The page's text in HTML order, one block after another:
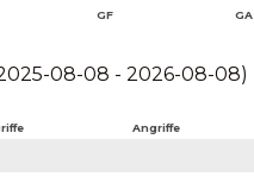
GF GA
08-08 - 2026-08-08)
Angriffe